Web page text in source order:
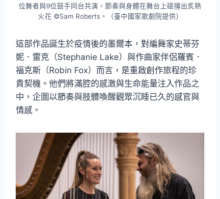
位舞者與9位鼓手同台共演，節奏與身體在舞台上碰撞出炙熱
火花 ©Sam Roberts。（臺中國家歌劇院提供）
這部作品誕生於疫情後的墨爾本，對編舞家史蒂芬
妮．雷克（Stephanie Lake）與作曲家伴侶羅賓．
福克斯（Robin Fox）而言，是重啟創作旅程的珍
貴契機。他們將滿腔的感激與生命能量注入作品之
中，企圖以節奏與肢體喚醒觀眾沉睡已久的感官與
情感。